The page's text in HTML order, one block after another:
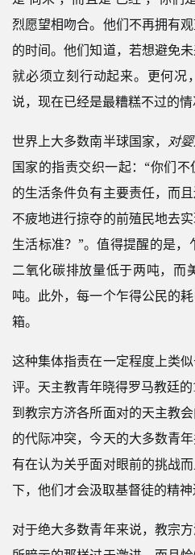
烈愿望相吻合。他们不再拥有
的时间。他们知道，若想避免
就必须立刻行动起来。更何况
说，现在已经是最糟糕不过的情
世界上大多数南半球国家， 对
国家的指责交织一起：“你们
的生活条件负有主要责任，而
不疲地进行掠夺的前殖民地去
生活标准？”。值得提醒的是
二氧化碳排放量低于两吨，而
吨。此外，每一个乍得公民的
箱。
这种集体指责在一定程度上类
评。天主教青年晓得罗马教廷
到教宗方济各所面对的天主教
的代际冲突，今天的大多数青
有在认为关乎面对眼前的挑战
下，他们才会汲取基督徒的精神
对于绝大多数青年来说，教宗